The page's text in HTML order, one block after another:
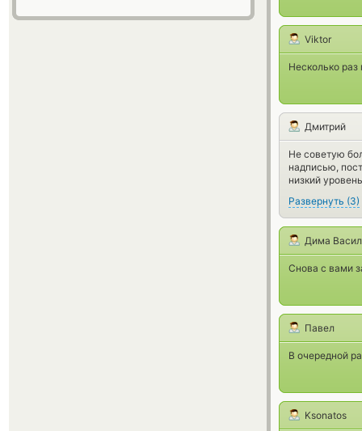
Viktor
Несколько раз
Дмитрий
Не советую
надписью,
низкий
Развернуть (3)
Дима
Снова с вами
Павел
В очередной
Ksonatos